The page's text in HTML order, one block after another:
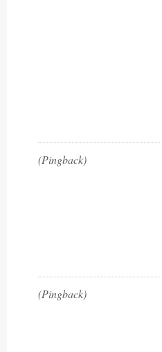
(Pingback)
(Pingback)